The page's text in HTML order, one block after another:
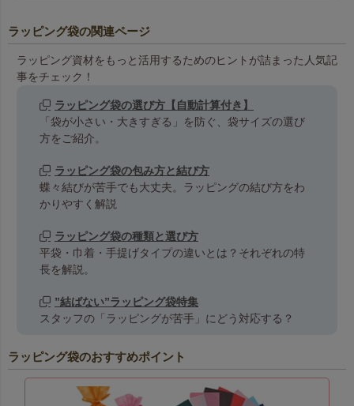
ラッピング袋の関連ページ
ラッピング資材をもっと活用するためのヒントが詰まった人気記
事をチェック！
ラッピング袋の選び方【自動計算付き】
「袋が小さい・大きすぎる」を防ぐ、袋サイズの選び
方をご紹介。
ラッピング袋の包み方と結び方
蝶々結びが苦手でも大丈夫。ラッピングの結び方をわ
かりやすく解説
ラッピング袋の種類と選び方
平袋・巾着・手提げタイプの違いとは？それぞれの特
長を解説。
”結ばない”ラッピング袋特集
スタッフの「ラッピングが苦手」にどう対応する？
ラッピング袋のおすすめポイント